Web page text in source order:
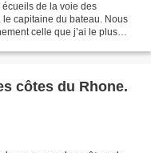
de la voie des
capitaine du bateau. Nous
celle que j’ai le plus
côtes du Rhone.